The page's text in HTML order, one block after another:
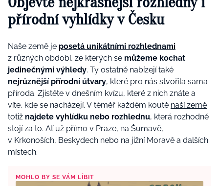
přírodní vyhlídky v Česku
Naše země je posetá unikátními rozhlednami
z různých období, ze kterých se můžeme kochat
jedinečnými výhledy. Ty ostatně nabízejí také
nejrůznější přírodní útvary, které pro nás stvořila sama
příroda. Zjistěte v dnešním kvízu, které z nich znáte a
víte, kde se nacházejí. V téměř každém koutě naší země
totiž najdete vyhlídku nebo rozhlednu, která rozhodně
stojí za to. Ať už přímo v Praze, na Šumavě,
v Krkonoších, Beskydech nebo na jižní Moravě a dalších
místech.
MOHLO BY SE VÁM LÍBIT